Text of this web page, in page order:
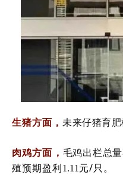
生猪方面， 未来仔猪育
肉鸡方面， 毛鸡出栏总
殖预期盈利1.11 元/只。